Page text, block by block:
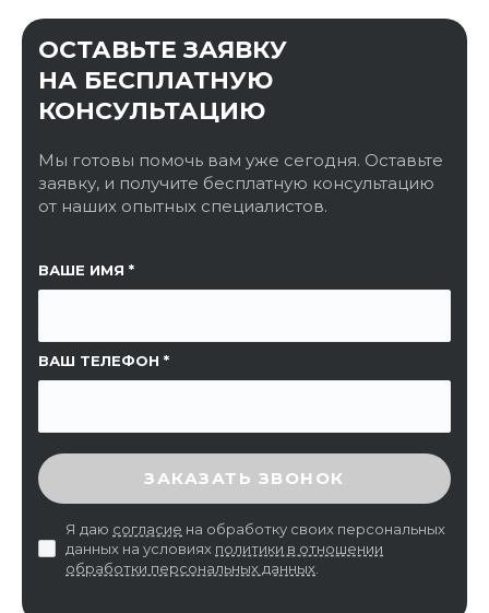
ОСТАВЬТЕ ЗАЯВКУ
НА БЕСПЛАТНУЮ
КОНСУЛЬТАЦИЮ
Мы готовы помочь вам уже сегодня. Оставьте
заявку, и получите бесплатную консультацию
от наших опытных специалистов.
ВАШЕ ИМЯ
ВАШ ТЕЛЕФОН
ССЫЛКА НА СТРАНИЦУ
ВВЕДИТЕ ПРОВЕРОЧНЫЙ КОД
ЗАКАЗАТЬ ЗВОНОК
Я даю согласие на обработку своих персональных
данных на условиях политики в отношении
обработки персональных данных